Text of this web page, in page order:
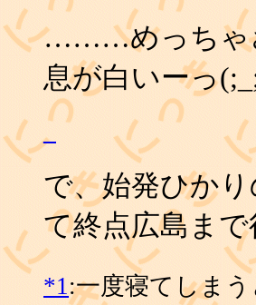
………めっちゃ
息が白いーっ
_
で、始発ひか
て終点広島ま
*1 :一度寝てしま